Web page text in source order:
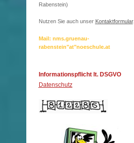
Rabenstein)
Nutzen Sie auch unser Kontaktformular.
Mail: nms.gruenau-
rabenstein"at"noeschule.at
Informationspflicht lt. DSGVO
Datenschutz